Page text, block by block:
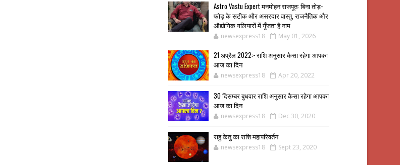
Astro Vastu Expert मनमोहन राजपूत: बिना तोड़-
फोड़ के सटीक और असरदार वास्तु, राजनैतिक और
औद्योगिक गलियारों में गूँजता है नाम
newsexpress18 May 01, 2026
21 अप्रैल 2022:- राशि अनुसार कैसा रहेगा आपका
आज का दिन
newsexpress18 Apr 20, 2022
30 दिसम्बर बुधवार राशि अनुसार कैसा रहेगा आपका
आज का दिन
newsexpress18 Dec 30, 2020
राहु केतु का राशि महापरिवर्तन
newsexpress18 Sept 23, 2020